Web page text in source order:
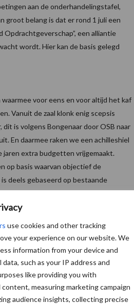
use cookies and other tracking
your experience on our website. We
information from your device and
such as your IP address and
like providing you with
content, measuring marketing campaign
audience insights, collecting precise
aan de onderhandelingstafel,
groot belang is dat er rond 1 juli een
een alliantie
wordt. Hier kan de basis gelegd
voor eens en voor altijd het kaf
Vanuit de zaal klonk enig scepsis
is volgens Bongenaar door OSB naar
En daarmee raken we een achilleshiel
jaren extra budgetten vrijgemaakt.
op basis waarvan objectief de
deels gebaseerd op bestaande
na de vakantie op diverse
actief opgezocht in den lande en er
het reeds veelbesproken MKB-
bij conflictbemiddeling.